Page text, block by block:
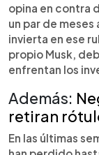
opina en contra
un par de meses
invierta en ese
propio Musk,
enfrentan los
Además:
retiran
En las últimas